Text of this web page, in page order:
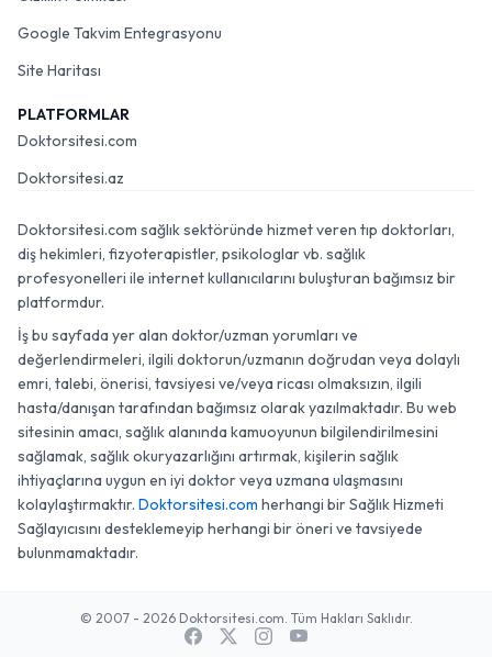
Google Takvim Entegrasyonu
Site Haritası
PLATFORMLAR
Doktorsitesi.com
Doktorsitesi.az
Doktorsitesi.com sağlık sektöründe hizmet veren tıp doktorları,
diş hekimleri, fizyoterapistler, psikologlar vb. sağlık
profesyonelleri ile internet kullanıcılarını buluşturan bağımsız bir
platformdur.
İş bu sayfada yer alan doktor/uzman yorumları ve
değerlendirmeleri, ilgili doktorun/uzmanın doğrudan veya dolaylı
emri, talebi, önerisi, tavsiyesi ve/veya ricası olmaksızın, ilgili
hasta/danışan tarafından bağımsız olarak yazılmaktadır. Bu web
sitesinin amacı, sağlık alanında kamuoyunun bilgilendirilmesini
sağlamak, sağlık okuryazarlığını artırmak, kişilerin sağlık
ihtiyaçlarına uygun en iyi doktor veya uzmana ulaşmasını
kolaylaştırmaktır. Doktorsitesi.com herhangi bir Sağlık Hizmeti
Sağlayıcısını desteklemeyip herhangi bir öneri ve tavsiyede
bulunmamaktadır.
© 2007 - 2026 Doktorsitesi.com. Tüm Hakları Saklıdır.